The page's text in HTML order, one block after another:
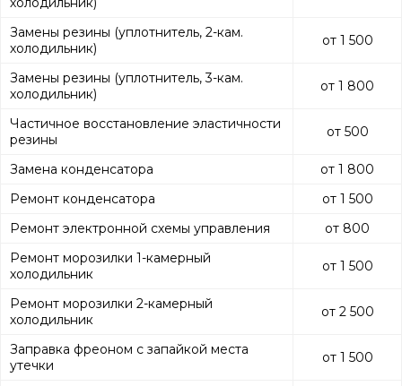
Замены резины (уплотнитель, 2-кам.
холодильник)
от 1 500
Замены резины (уплотнитель, 3-кам.
холодильник)
от 1 800
Частичное восстановление эластичности
резины
от 500
Замена конденсатора
от 1 800
Ремонт конденсатора
от 1 500
Ремонт электронной схемы управления
от 800
Ремонт морозилки 1-камерный
холодильник
от 1 500
Ремонт морозилки 2-камерный
холодильник
от 2 500
Заправка фреоном с запайкой места
утечки
от 1 500